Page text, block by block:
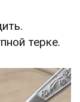
терке.